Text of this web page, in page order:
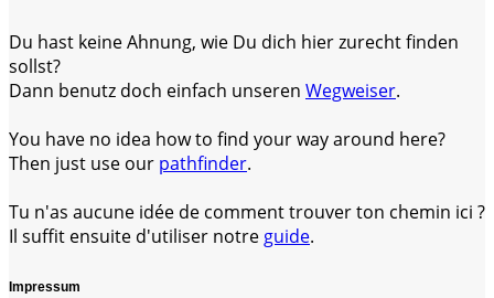
Du hast keine Ahnung, wie Du dich hier zurecht finden
sollst?
Dann benutz doch einfach unseren Wegweiser.
You have no idea how to find your way around here?
Then just use our pathfinder.
Tu n'as aucune idée de comment trouver ton chemin ici ?
Il suffit ensuite d'utiliser notre guide.
Impressum